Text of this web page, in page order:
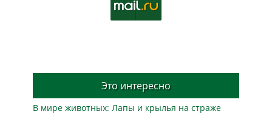
Это интересно
В мире животных: Лапы и крылья на страже